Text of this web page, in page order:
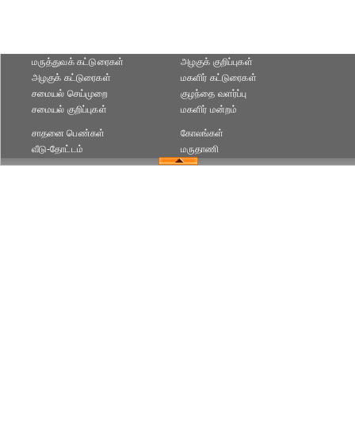
மருத்துவக் கட்டுரைகள்
அழகுக் கட்டுரைகள்
அழகுக் குறிப்புகள்
மகளிர் கட்டுரைகள்
சமையல் செய்முறை
சமையல் குறிப்புகள்
குழந்தை வளர்ப்பு
மகளிர் மன்றம்
சாதனை பெண்கள்
வீடு-தோட்டம்
கோலங்கள்
மருதாணி